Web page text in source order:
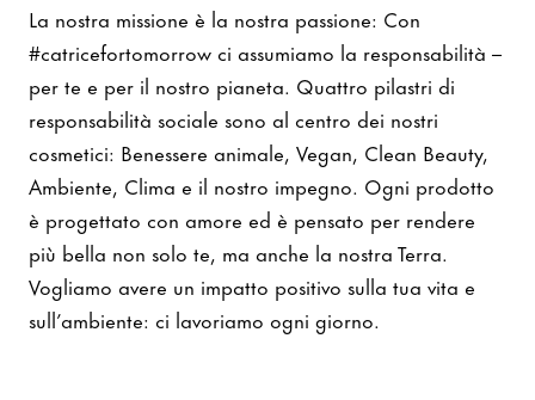
La nostra missione è la nostra passione: Con
#catricefortomorrow ci assumiamo la responsabilità –
per te e per il nostro pianeta. Quattro pilastri di
responsabilità sociale sono al centro dei nostri
cosmetici: Benessere animale, Vegan, Clean Beauty,
Ambiente, Clima e il nostro impegno. Ogni prodotto
è progettato con amore ed è pensato per rendere
più bella non solo te, ma anche la nostra Terra.
Vogliamo avere un impatto positivo sulla tua vita e
sull’ambiente: ci lavoriamo ogni giorno.